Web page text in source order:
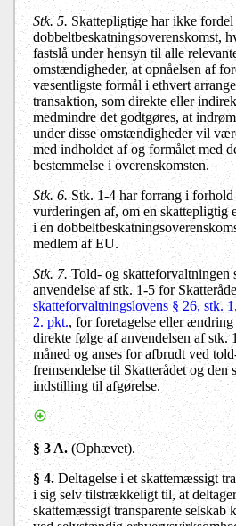
Stk. 5. Skattepligtige har ikke fordel
dobbeltbeskatningsoverenskomst,
fastslå under hensyn til alle
omstændigheder, at opnåelsen af
væsentligste formål i ethvert
transaktion, som direkte eller
medmindre det godtgøres, at
under disse omstændigheder vil
med indholdet af og formålet med
bestemmelse i overenskomsten.
Stk. 6.Stk. 1-4 har forrang i
vurderingen af, om en skattepligtig
i en
medlem af EU.
Stk. 7.Told- og skatteforvaltningen
anvendelse af stk. 1-5 for
skatteforvaltningslovens § 26, stk.
2. pkt., for foretagelse eller ændring
direkte følge af anvendelsen af stk.
måned og anses for afbrudt ved
fremsendelse til Skatterådet og den
indstilling til afgørelse.
§ 3 A.(Ophævet).
§ 4.Deltagelse i et skattemæssigt
i sig selv tilstrækkeligt til, at
skattemæssigt transparente selskab